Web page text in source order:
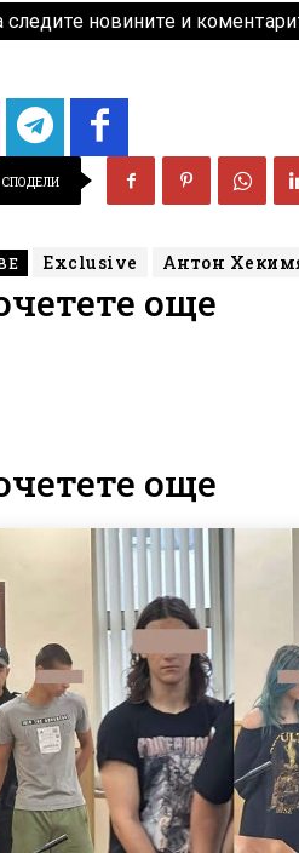
следите новините и
СПОДЕЛИ
Exclusive Антон
още
още